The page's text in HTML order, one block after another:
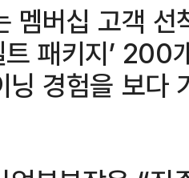
멤버십 고객
패키지’ 200
닝 경험을 보다